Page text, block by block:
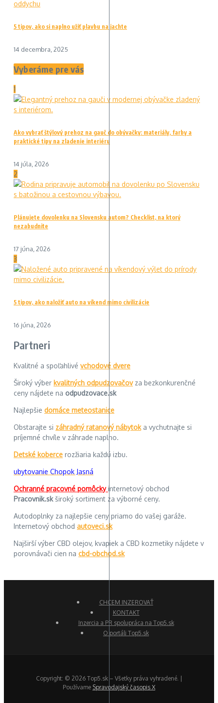
5 tipov, ako si naplno užiť plavbu na jachte
14 decembra, 2025
Vyberáme pre vás
1
Ako vybrať štýlový prehoz na gauč do obývačky: materiály, farby a
praktické tipy na zladenie interiéru
14 júla, 2026
2
Plánujete dovolenku na Slovensku autom? Checklist, na ktorý
nezabudnite
17 júna, 2026
3
5 tipov, ako naložiť auto na víkend mimo civilizácie
16 júna, 2026
Partneri
Kvalitné a spoľahlivé vchodové dvere
Široký výber kvalitných odpudzovačovza bezkonkurenčné
ceny nájdete na odpudzovace.sk
Najlepšie domáce meteostanice
Obstarajte si záhradný ratanový nábytoka vychutnajte si
príjemné chvíle v záhrade naplno.
Detské koberce rozžiaria každú izbu.
ubytovanie Chopok Jasná
Ochranné pracovné pomôckyinternetový obchod
Pracovnik.skširoký sortiment za výborné ceny.
Autodoplnky za najlepšie ceny priamo do vašej garáže.
Internetový obchod autoveci.sk
Najširší výber CBD olejov, kvapiek a CBD kozmetiky nájdete v
porovnávači cien na cbd-obchod.sk
CHCEM INZEROVAŤ
KONTAKT
Inzercia a PR spolupráca na Top5.sk
O portáli Top5.sk
Copyright: © 2026 Top5.sk – Všetky práva vyhradené. |
Používame Spravodajský časopis X